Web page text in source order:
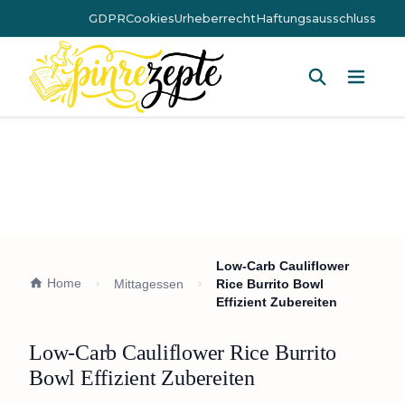
GDPRCookiesUrheberrechtHaftungsausschluss
Home Mittagessen
Low-Carb Cauliflower
Rice Burrito Bowl
Effizient Zubereiten
Low-Carb Cauliflower Rice Burrito
Bowl Effizient Zubereiten